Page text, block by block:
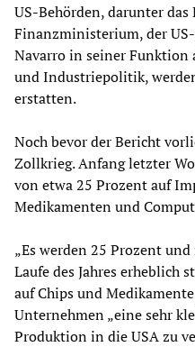
US-Behörden, darunter
Finanzministerium, der
Navarro in seiner Funktion
und Industriepolitik,
erstatten.
Noch bevor der Bericht
Zollkrieg. Anfang letzter
von etwa 25 Prozent auf
Medikamenten und
„Es werden 25 Prozent
Laufe des Jahres erheblich
auf Chips und
Unternehmen „eine sehr
Produktion in die USA zu